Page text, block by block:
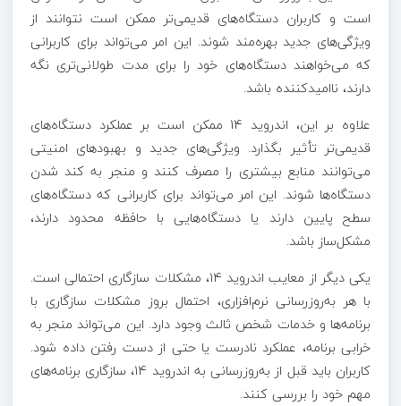
است و کاربران دستگاه‌های قدیمی‌تر ممکن است نتوانند از
ویژگی‌های جدید بهره‌مند شوند. این امر می‌تواند برای کاربرانی
که می‌خواهند دستگاه‌های خود را برای مدت طولانی‌تری نگه
دارند، ناامیدکننده باشد.
علاوه بر این، اندروید 14 ممکن است بر عملکرد دستگاه‌های
قدیمی‌تر تأثیر بگذارد. ویژگی‌های جدید و بهبودهای امنیتی
می‌توانند منابع بیشتری را مصرف کنند و منجر به کند شدن
دستگاه‌ها شوند. این امر می‌تواند برای کاربرانی که دستگاه‌های
سطح پایین دارند یا دستگاه‌هایی با حافظه محدود دارند،
مشکل‌ساز باشد.
یکی دیگر از معایب اندروید 14، مشکلات سازگاری احتمالی است.
با هر به‌روزرسانی نرم‌افزاری، احتمال بروز مشکلات سازگاری با
برنامه‌ها و خدمات شخص ثالث وجود دارد. این می‌تواند منجر به
خرابی برنامه، عملکرد نادرست یا حتی از دست رفتن داده شود.
کاربران باید قبل از به‌روزرسانی به اندروید 14، سازگاری برنامه‌های
مهم خود را بررسی کنند.